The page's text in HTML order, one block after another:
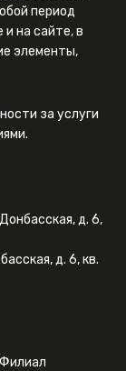
период
на сайте, в
элементы,
за услуги
д. 6,
д. 6, кв.